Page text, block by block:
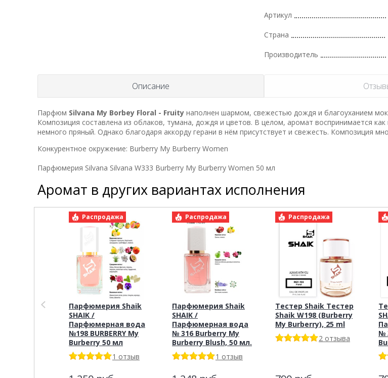
Артикул
Страна
Производитель
Описание
Парфюм Silvana My Borbey Floral - Fruity наполнен шармом, свежестью дождя и благоуханием
Композиция составлена из облаков, тумана, дождя и цветов. В целом, аромат воспринимается
немного пряный. Однако благодаря аккорду герани в нём присутствует и свежесть. Композиция
Конкурентное окружение: Burberry My Burberry Women
Парфюмерия Silvana Silvana W333 Burberry My Burberry Women 50 мл
Аромат в других вариантах исполнения
Распродажа
Парфюмерия Shaik
SHAIK /
Парфюмерная вода
№198 BURBERRY My
Burberry 50 мл
1 отзыв
Распродажа
Парфюмерия Shaik
SHAIK /
Парфюмерная вода
№ 316 Burberry My
Burberry Blush, 50 мл.
1 отзыв
Распродажа
Тестер Shaik Тестер
Shaik W198 (Burberry
My Burberry), 25 ml
2 отзыва
№